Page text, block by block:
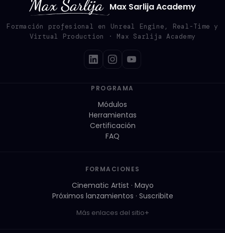
Max Sarlija Academy
Formación profesional en Unreal Engine, Real-Time y
Virtual Production · Max Sarlija Academy
PROGRAMA
Módulos
Herramientas
Certificación
FAQ
FORMACIONES
Cinematic Artist · Mayo
Próximos lanzamientos · Suscribite
Más enlaces del sitio